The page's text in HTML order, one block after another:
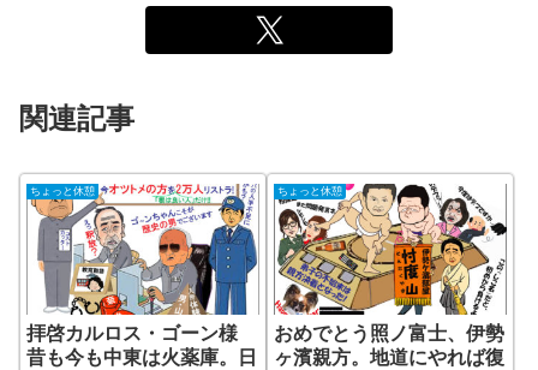
関連記事
ちょっと休憩
拝啓カルロス・ゴーン様
昔も今も中東は火薬庫。日
ちょっと休憩
おめでとう照ノ富士、伊勢
ヶ濱親方。地道にやれば復